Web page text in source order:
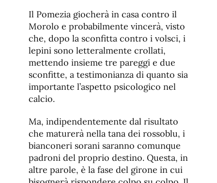
Il Pomezia giocherà in casa contro il
Morolo e probabilmente vincerà, visto
che, dopo la sconfitta contro i volsci, i
lepini sono letteralmente crollati,
mettendo insieme tre pareggi e due
sconfitte, a testimonianza di quanto sia
importante l’aspetto psicologico nel
calcio.
Ma, indipendentemente dal risultato
che maturerà nella tana dei rossoblu, i
bianconeri sorani saranno comunque
padroni del proprio destino. Questa, in
altre parole, è la fase del girone in cui